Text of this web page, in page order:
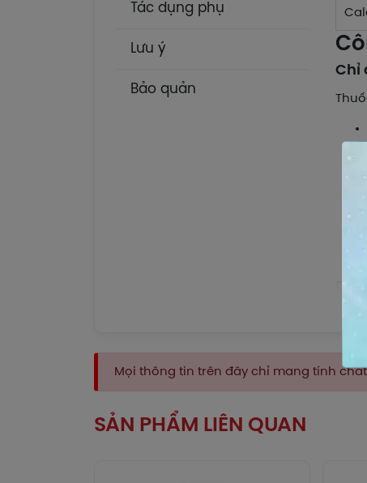
Tác dụng phụ
Lưu ý
Bảo quản
Chỉ
Bổ
Mã
Mọi thông tin trên đây chỉ mang tính
SẢN PHẨM LIÊN QUAN